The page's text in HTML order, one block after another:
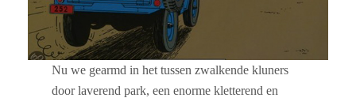
Nu we gearmd in het tussen zwalkende kluners
door laverend park, een enorme kletterend en